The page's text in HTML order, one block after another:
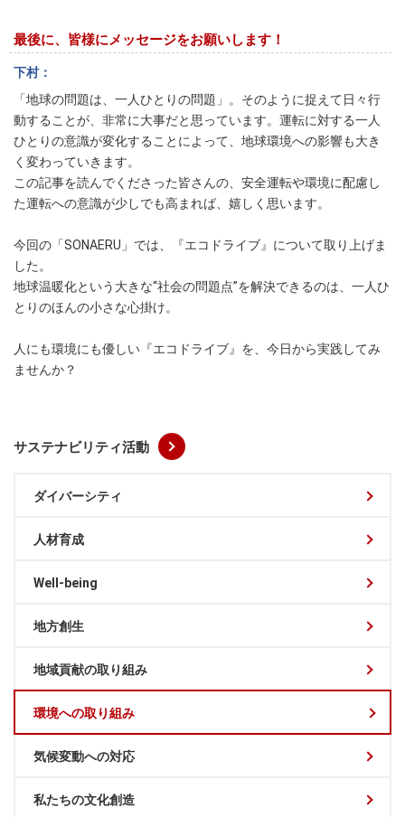
最後に、皆様にメッセージをお願いします！
下村
「地球の問題は、一人ひとりの問題」。そのように捉えて日々行
動することが、非常に大事だと思っています。運転に対する一人
ひとりの意識が変化することによって、地球環境への影響も大き
く変わっていきます。
この記事を読んでくださった皆さんの、安全運転や環境に配慮し
た運転への意識が少しでも高まれば、嬉しく思います。
今回の「SONAERU」では、『エコドライブ』について取り上げま
した。
地球温暖化という大きな“社会の問題点”を解決できるのは、一人ひ
とりのほんの小さな心掛け。
人にも環境にも優しい『エコドライブ』を、今日から実践してみ
ませんか？
サステナビリティ活動
ダイバーシティ
人材育成
Well-being
地方創生
地域貢献の取り組み
環境への取り組み
気候変動への対応
私たちの文化創造